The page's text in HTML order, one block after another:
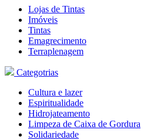
Lojas de Tintas
Imóveis
Tintas
Emagrecimento
Terraplenagem
Categotrias
Cultura e lazer
Espiritualidade
Hidrojateamento
Limpeza de Caixa de Gordura
Solidariedade